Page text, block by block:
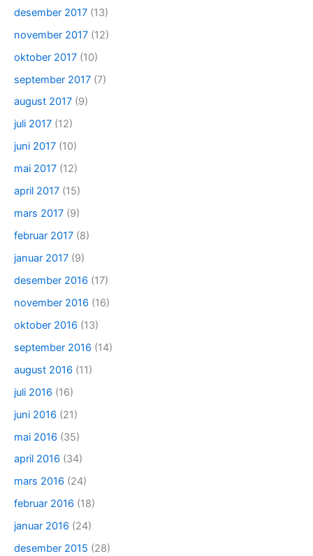
desember 2017 (13)
november 2017 (12)
oktober 2017 (10)
september 2017 (7)
august 2017 (9)
juli 2017 (12)
juni 2017 (10)
mai 2017 (12)
april 2017 (15)
mars 2017 (9)
februar 2017 (8)
januar 2017 (9)
desember 2016 (17)
november 2016 (16)
oktober 2016 (13)
september 2016 (14)
august 2016 (11)
juli 2016 (16)
juni 2016 (21)
mai 2016 (35)
april 2016 (34)
mars 2016 (24)
februar 2016 (18)
januar 2016 (24)
desember 2015 (28)